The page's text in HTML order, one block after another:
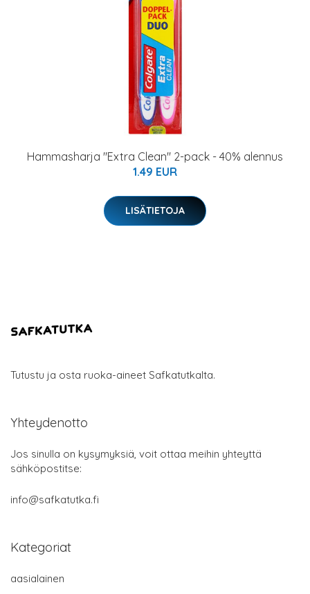
Hammasharja "Extra Clean" 2-pack - 40% alennus
1.49 EUR
LISÄTIETOJA
Tutustu ja osta ruoka-aineet Safkatutkalta.
Yhteydenotto
Jos sinulla on kysymyksiä, voit ottaa meihin yhteyttä
sähköpostitse:
info@safkatutka.fi
Kategoriat
aasialainen